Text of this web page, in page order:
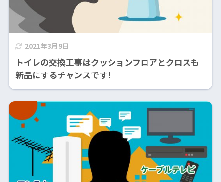
2021年3月9日
トイレの交換工事はクッションフロアとクロスも
新品にするチャンスです!